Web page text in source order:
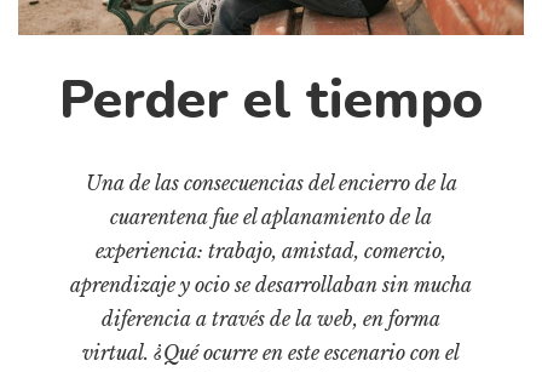
Críticas
Diccionario portátil de la literatura chilena
Fragmentos
Gran reserva
Historia material de los libros
Lagunas mentales
Perder el tiempo
Una de las consecuencias del encierro de la
cuarentena fue el aplanamiento de la
experiencia: trabajo, amistad, comercio,
aprendizaje y ocio se desarrollaban sin mucha
diferencia a través de la web, en forma
virtual. ¿Qué ocurre en este escenario con el